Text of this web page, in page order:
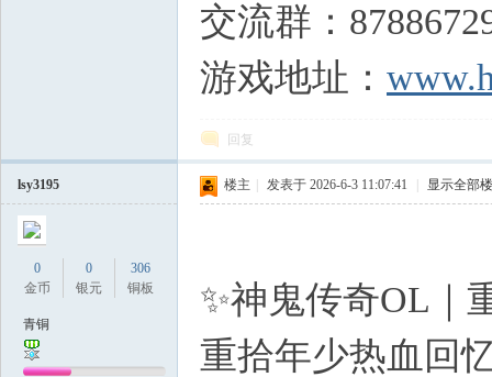
交流群：
游戏地址：
回复
lsy3195
0
金币
0
银元
306
铜板
青铜
楼主 发表于 2026-6-3 11:07:41 显示全部
✨神鬼传奇OL｜
重拾年少热血回